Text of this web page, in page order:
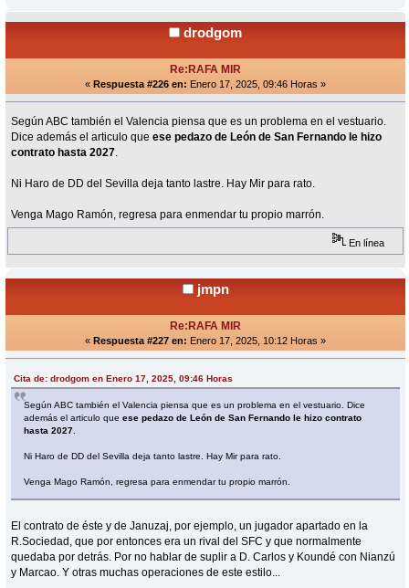
drodgom
Re:RAFA MIR
« Respuesta #226 en: Enero 17, 2025, 09:46 Horas »
Según ABC también el Valencia piensa que es un problema en el vestuario.
Dice además el articulo queese pedazo de León de San Fernando le hizo
contrato hasta 2027
Ni Haro de DD del Sevilla deja tanto lastre. Hay Mir para rato.
Venga Mago Ramón, regresa para enmendar tu propio marrón.
En línea
jmpn
Re:RAFA MIR
« Respuesta #227 en: Enero 17, 2025, 10:12 Horas »
Cita de: drodgom en Enero 17, 2025, 09:46 Horas
Según ABC también el Valencia piensa que es un problema en el vestuario. Dice
además el articulo queese pedazo de León de San Fernando le hizo contrato
hasta 2027
Ni Haro de DD del Sevilla deja tanto lastre. Hay Mir para rato.
Venga Mago Ramón, regresa para enmendar tu propio marrón.
El contrato de éste y de Januzaj, por ejemplo, un jugador apartado en la
R.Sociedad, que por entonces era un rival del SFC y que normalmente
quedaba por detrás. Por no hablar de suplir a D. Carlos y Koundé con Nianzú
y Marcao. Y otras muchas operaciones de este estilo...